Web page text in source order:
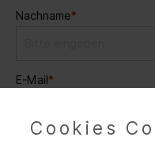
Nachname*
E-Mail*
Cookies